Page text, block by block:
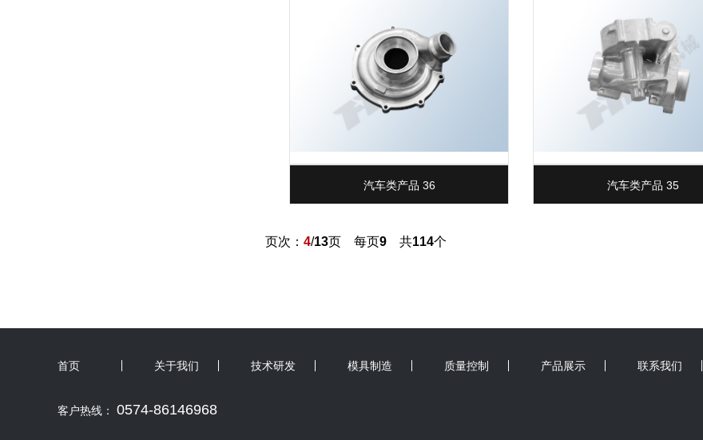
汽车类产品 36 汽车类产品 35
页次： 4/13页 每页9 共114个
首页 关于我们 技术研发 模具制造 质量控制 产品展示 联系我们
客户热线： 0574-86146968